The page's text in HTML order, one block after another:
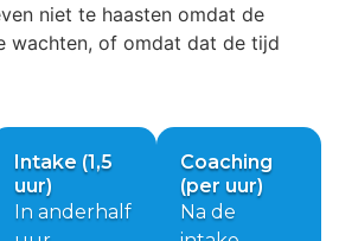
niet te haasten omdat de
wachten, of omdat dat de tijd
Intake (1,5
uur)
In anderhalf
Coaching
(per uur)
Na de